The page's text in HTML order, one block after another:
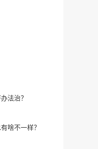
法治？
啥不一样？